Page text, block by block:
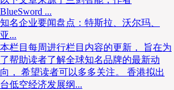
决方案服务能力，在工业设备、通
均实现同比超过25%的高增长。此
同比增长达到27%，较上半年增长
营业收入达成784.0亿元，同比增
降5.3%，主要因国际货运代理业务
响，但公司国际快递及跨境电商物流
BlueSword ...
知名企业要闻盘点：特斯拉、沃尔玛、
亚...
本栏目每周进行栏目内容的更新， 旨在为
了帮助读者了解全球知名品牌的最新动
向， 希望读者可以多多关注。 香港拟出
台低空经济发展纲...